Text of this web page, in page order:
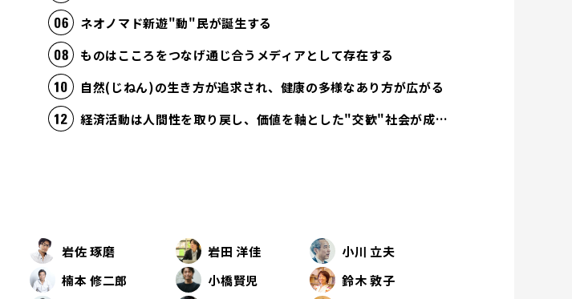
ネオノマド新遊"動"民が誕生する
ものはこころをつなげ通じ合うメディアとして存在する
自然(じねん)の生き方が追求され、健康の多様なあり方が広がる
経済活動は人間性を取り戻し、価値を軸とした"交歓"社会が成立する
岩佐 琢磨 岩田 洋佳
小川 立夫
楠本 修二郎 小橋賢児
鈴木 敦子